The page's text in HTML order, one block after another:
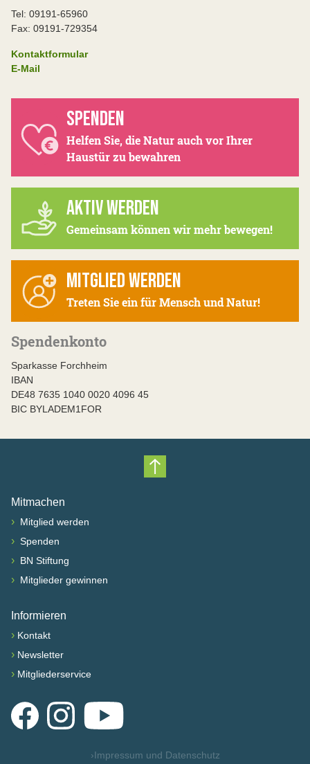
Tel: 09191-65960
Fax: 09191-729354
Kontaktformular
E-Mail
SPENDEN
Helfen Sie, die Natur auch vor Ihrer
Haustür zu bewahren
AKTIV WERDEN
Gemeinsam können wir mehr bewegen!
MITGLIED WERDEN
Treten Sie ein für Mensch und Natur!
Spendenkonto
Sparkasse Forchheim
IBAN
DE48 7635 1040 0020 4096 45
BIC BYLADEM1FOR
Nach oben scrollen
Mitmachen
› Mitglied werden
› Spenden
› BN Stiftung
› Mitglieder gewinnen
Informieren
› Kontakt
› Newsletter
› Mitgliederservice
FacebookInstagramYouTube
›Impressum und Datenschutz